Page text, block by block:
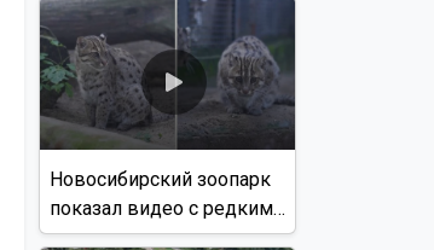
с использованием ИИ
Новосибирский зоопарк
показал видео с редким
виверровым котом